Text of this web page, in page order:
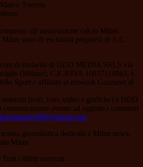
Torretta
all' associazione calcio Milan.
sono di esclusiva proprietà di A.C.
di titolarità di DDD MEDIA SRLS via
(Milano), C.F./P.IVA 10837110963, è
Sport e affiliato al network Gazzanet di
(testi, foto, video e grafiche) è DDD
avente ad oggetto i contenuti
giornalistica dedicata a Milan news,
Milan
i diritti riservati.